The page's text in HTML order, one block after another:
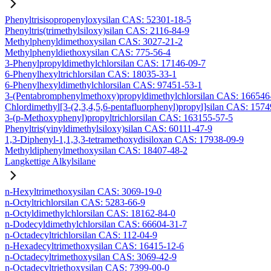
Phenyltrisisopropenyloxysilan CAS: 52301-18-5
Phenyltris(trimethylsiloxy)silan CAS: 2116-84-9
Methylphenyldimethoxysilan CAS: 3027-21-2
Methylphenyldiethoxysilan CAS: 775-56-4
3-Phenylpropyldimethylchlorsilan CAS: 17146-09-7
6-Phenylhexyltrichlorsilan CAS: 18035-33-1
6-Phenylhexyldimethylchlorsilan CAS: 97451-53-1
3-(Pentabromphenylmethoxy)propyldimethylchlorsilan CAS:
Chlordimethyl[3-(2,3,4,5,6-pentafluorphenyl)propyl]silan CAS:
3-(p-Methoxyphenyl)propyltrichlorsilan CAS: 163155-57-5
Phenyltris(vinyldimethylsiloxy)silan CAS: 60111-47-9
1,3-Diphenyl-1,1,3,3-tetramethoxydisiloxan CAS: 17938-09-9
Methyldiphenylmethoxysilan CAS: 18407-48-2
Langkettige Alkylsilane
n-Hexyltrimethoxysilan CAS: 3069-19-0
n-Octyltrichlorsilan CAS: 5283-66-9
n-Octyldimethylchlorsilan CAS: 18162-84-0
n-Dodecyldimethylchlorsilan CAS: 66604-31-7
n-Octadecyltrichlorsilan CAS: 112-04-9
n-Hexadecyltrimethoxysilan CAS: 16415-12-6
n-Octadecyltrimethoxysilan CAS: 3069-42-9
n-Octadecyltriethoxysilan CAS: 7399-00-0